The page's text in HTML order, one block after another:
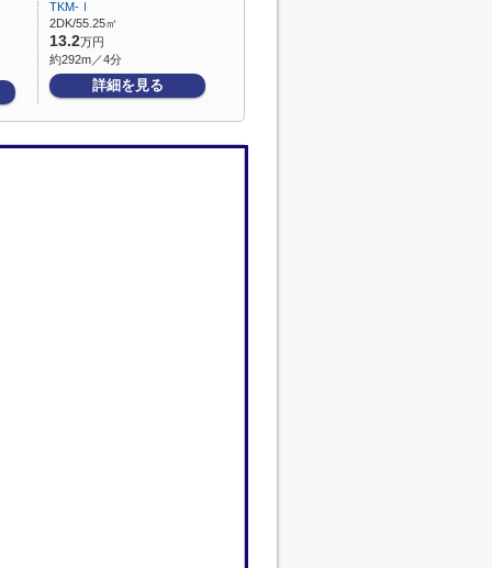
TKM-Ⅰ
2DK/55.25㎡
13.2万円
約292m／4分
詳細を見る